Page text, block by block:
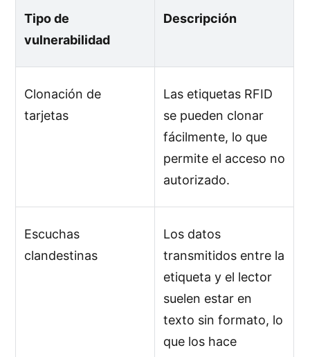
Tipo de
vulnerabilidad
Descripción
Clonación de
tarjetas
Las etiquetas RFID
se pueden clonar
fácilmente, lo que
permite el acceso no
autorizado.
Escuchas
clandestinas
Los datos
transmitidos entre la
etiqueta y el lector
suelen estar en
texto sin formato, lo
que los hace